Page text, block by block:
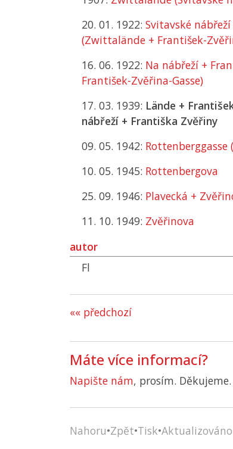
20. 01. 1922: Svitavské
(Zwittalände + František-
16. 06. 1922: Na nábřeží +
František-Zvěřina-Gasse)
17. 03. 1939: Lände +
nábřeží + Františka Zvěřiny
09. 05. 1942: Rottenberggasse
10. 05. 1945: Rottenbergova
25. 09. 1946: Plavecká +
11. 10. 1949: Zvěřinova
autor
Fl
«« předchozí
Máte více informací?
Napište nám, prosím. Děkujeme.
Nahoru•Zpět•Tisk•